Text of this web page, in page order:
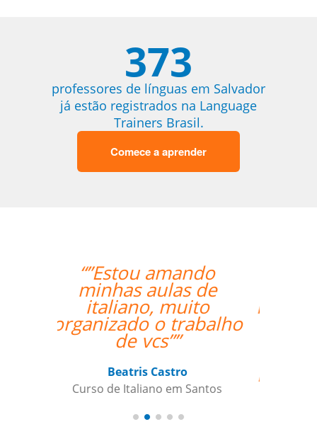
373
professores de línguas em Salvador
já estão registrados na Language
Trainers Brasil.
Comece a aprender
“”Nossa professora,
Catherine, tem sido
muito paciente com o
nosso louco
cronograma de
mantém envolvidos e
encorajados a
continuar o nosso
objetivo de aprender